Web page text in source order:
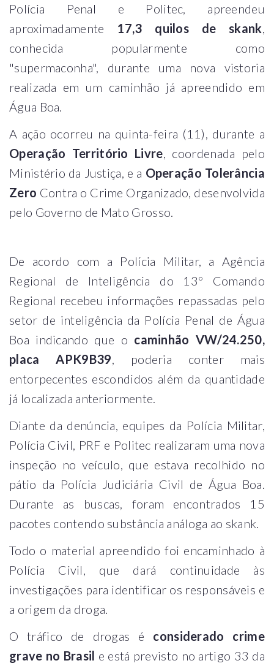
Polícia Penal e Politec, apreendeu
aproximadamente 17,3 quilos de skank,
conhecida popularmente como
"supermaconha", durante uma nova vistoria
realizada em um caminhão já apreendido em
Água Boa.
A ação ocorreu na quinta-feira (11), durante a
Operação Território Livre, coordenada pelo
Ministério da Justiça, e a Operação Tolerância
Zero Contra o Crime Organizado, desenvolvida
pelo Governo de Mato Grosso.
De acordo com a Polícia Militar, a Agência
Regional de Inteligência do 13º Comando
Regional recebeu informações repassadas pelo
setor de inteligência da Polícia Penal de Água
Boa indicando que o caminhão VW/24.250,
placa APK9B39, poderia conter mais
entorpecentes escondidos além da quantidade
já localizada anteriormente.
Diante da denúncia, equipes da Polícia Militar,
Polícia Civil, PRF e Politec realizaram uma nova
inspeção no veículo, que estava recolhido no
pátio da Polícia Judiciária Civil de Água Boa.
Durante as buscas, foram encontrados 15
pacotes contendo substância análoga ao skank.
Todo o material apreendido foi encaminhado à
Polícia Civil, que dará continuidade às
investigações para identificar os responsáveis e
a origem da droga.
O tráfico de drogas é considerado crime
grave no Brasil e está previsto no artigo 33 da